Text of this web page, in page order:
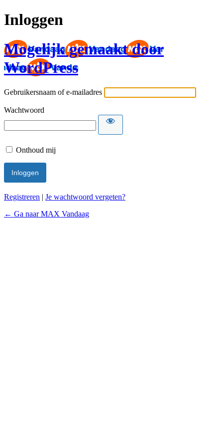
Inloggen
Mogelijk gemaakt door
WordPress
Gebruikersnaam of e-mailadres
Wachtwoord
Onthoud mij
Registreren | Je wachtwoord vergeten?
← Ga naar MAX Vandaag